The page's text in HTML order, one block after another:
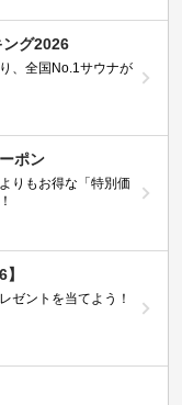
ング2026
、全国No.1サウナが
ポン
りもお得な「特別価
ゼントを当てよう！